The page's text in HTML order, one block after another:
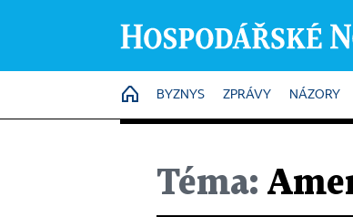
HOME
BYZNYS ZPRÁVY NÁZORY
Téma: